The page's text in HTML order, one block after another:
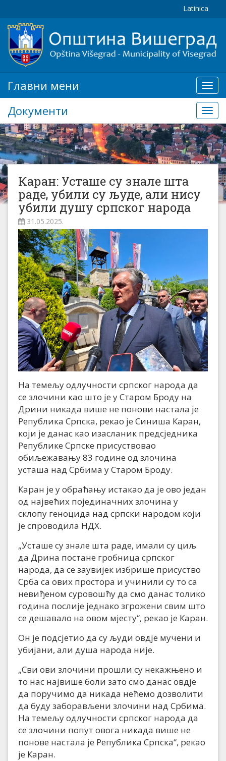
Latinica
мени
Главни мени
Документи
Каран: Усташе су знале шта
раде, убили су људе, али нису
убили душу српског народа
31.05.2025.
На темељу одлучности српског народа да
се злочини као што је у Старом Броду на
Дрини никада више не понови настала је
Република Српска, рекао је Синиша Каран,
који је данас као изасланик предсједника
Републике Српске присуствовао
обиљежавању 83 године од злочина
усташа над Србима у Старом Броду.
Каран је у обраћању истакао да је ово један
од највећих појединачних злочина у
склопу геноцида над српски народом који
је спроводила НДХ.
„Усташе су знале шта раде, имали су циљ
да Дрина постане гробница српског
народа, да се заувијек избрише присуство
Срба са ових простора и учинили су то са
невиђеном суровошћу да смо данас толико
година послије једнако згрожени свим што
се дешавало на овом мјесту“, рекао је Каран.
Он је подсјетио да су људи овдје мучени и
убијани, али душа народа није.
„Сви ови злочини прошли су некажњено и
то нас највише боли зато смо данас овдје
да поручимо да никада нећемо дозволити
да буду заборављени злочини над Србима.
На темељу одлучности српског народа да
се злочини попут овога никада више не
понове настала је Република Српска“, рекао
је Каран.